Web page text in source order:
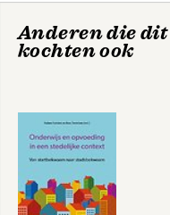
7. De planningscyclus
8. Fasering van de internal
Literatuur
De auteurs
Trefwoordenregister
Anderen die dit
kochten ook